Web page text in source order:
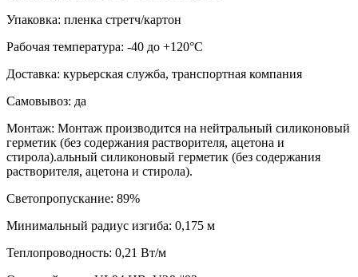
Упаковка: пленка стретч/картон
Рабочая температура: -40 до +120°С
Доставка: курьерская служба, транспортная компания
Самовывоз: да
Монтаж: Монтаж производится на нейтральный силиконовый
герметик (без содержания растворителя, ацетона и
стирола).альный силиконовый герметик (без содержания
растворителя, ацетона и стирола).
Светопропускание: 89%
Минимальный радиус изгиба: 0,175 м
Теплопроводность: 0,21 Вт/м